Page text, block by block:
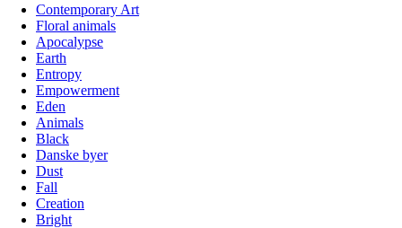
Contemporary Art
Floral animals
Apocalypse
Earth
Entropy
Empowerment
Eden
Animals
Black
Danske byer
Dust
Fall
Creation
Bright